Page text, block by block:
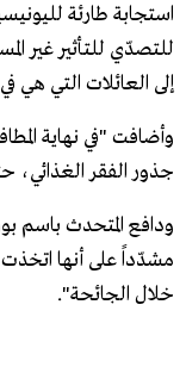
استجابة طارئة
للتصدّي للتأثير غير
إلى العائلات التي هي
وأضافت "في نهاية
جذور الفقر
ودافع المتحدث باسم
مشدّداً على أنها
خلال الجائحة".